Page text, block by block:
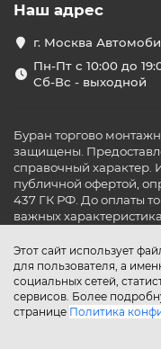
Этот сайт использует
для пользователя, а
социальных сетей,
сервисов. Более
странице Политика
Наш адрес
г. Москва
Пн-Пт с 10:00 до
Сб-Вс - выходной
Буран торгово
защищены.
справочный характер.
публичной офертой,
437 ГК РФ. До оплаты
важных